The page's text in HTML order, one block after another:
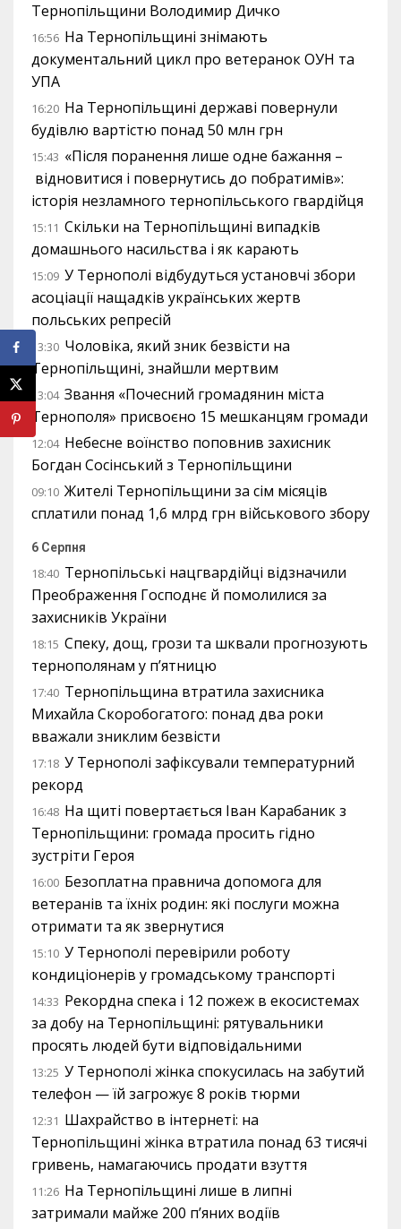
Тернопільщини Володимир Дичко
16:56 На Тернопільщині знімають
документальний цикл про ветеранок ОУН та
УПА
16:20 На Тернопільщині державі повернули
будівлю вартістю понад 50 млн грн
15:43 «Після поранення лише одне бажання –
відновитися і повернутись до побратимів»:
історія незламного тернопільського гвардійця
15:11 Скільки на Тернопільщині випадків
домашнього насильства і як карають
15:09 У Тернополі відбудуться установчі збори
асоціації нащадків українських жертв
польських репресій
13:30 Чоловіка, який зник безвісти на
Тернопільщині, знайшли мертвим
13:04 Звання «Почесний громадянин міста
Тернополя» присвоєно 15 мешканцям громади
12:04 Небесне воїнство поповнив захисник
Богдан Сосінський з Тернопільщини
09:10 Жителі Тернопільщини за сім місяців
сплатили понад 1,6 млрд грн військового збору
6 Серпня
18:40 Тернопільські нацгвардійці відзначили
Преображення Господнє й помолилися за
захисників України
18:15 Спеку, дощ, грози та шквали прогнозують
тернополянам у п’ятницю
17:40 Тернопільщина втратила захисника
Михайла Скоробогатого: понад два роки
вважали зниклим безвісти
17:18 У Тернополі зафіксували температурний
рекорд
16:48 На щиті повертається Іван Карабаник з
Тернопільщини: громада просить гідно
зустріти Героя
16:00 Безоплатна правнича допомога для
ветеранів та їхніх родин: які послуги можна
отримати та як звернутися
15:10 У Тернополі перевірили роботу
кондиціонерів у громадському транспорті
14:33 Рекордна спека і 12 пожеж в екосистемах
за добу на Тернопільщині: рятувальники
просять людей бути відповідальними
13:25 У Тернополі жінка спокусилась на забутий
телефон — їй загрожує 8 років тюрми
12:31 Шахрайство в інтернеті: на
Тернопільщині жінка втратила понад 63 тисячі
гривень, намагаючись продати взуття
11:26 На Тернопільщині лише в липні
затримали майже 200 п’яних водіїв